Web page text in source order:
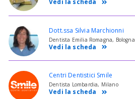
Dott.ssa Silvia Marchionni
Dentista Emilia Romagna, Bologna
Vedi la scheda
Centri Dentistici Smile
Dentista Lombardia, Milano
Vedi la scheda